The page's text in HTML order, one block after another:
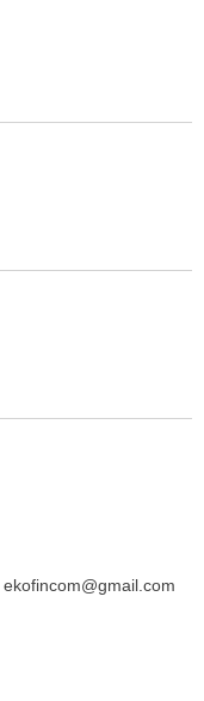
ekofincom@gmail.com